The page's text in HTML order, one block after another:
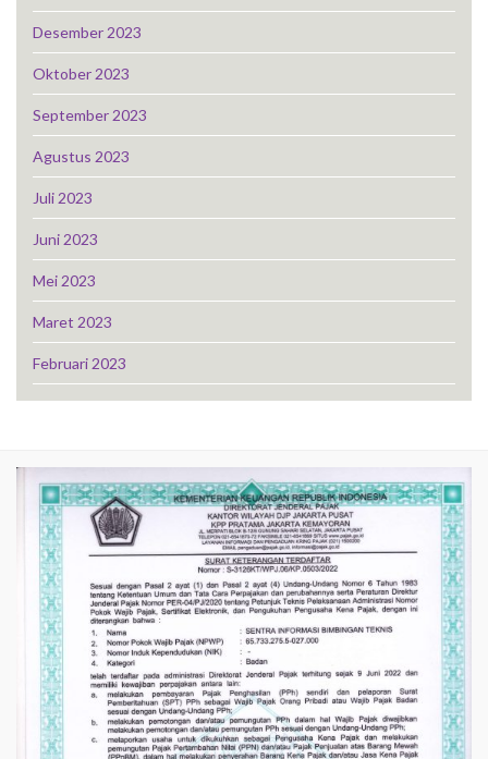
Desember 2023
Oktober 2023
September 2023
Agustus 2023
Juli 2023
Juni 2023
Mei 2023
Maret 2023
Februari 2023